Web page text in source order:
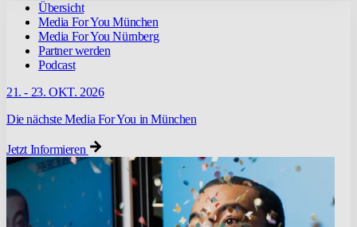
Übersicht
Media For You München
Media For You Nürnberg
Partner werden
Podcast
21. - 23. OKT. 2026
Die nächste Media For You in München
Jetzt Informieren